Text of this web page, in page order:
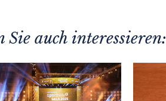
auch interessieren: